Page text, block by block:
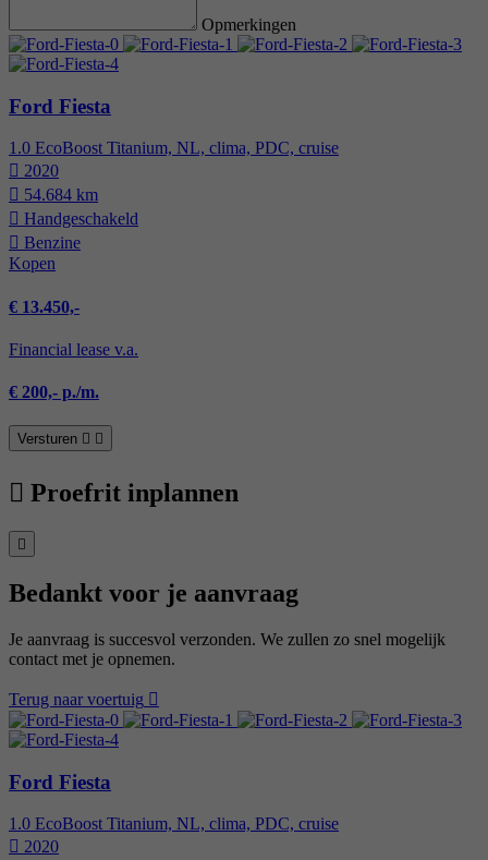
Opmerkingen
Ford Fiesta
1.0 EcoBoost Titanium, NL, clima, PDC, cruise
2020
54.684 km
Hand­geschakeld
Benzine
Kopen
€ 13.450,-
Financial lease v.a.
€ 200,- p./m.
Versturen
Proefrit inplannen
Bedankt voor je aanvraag
Je aanvraag is succesvol verzonden. We zullen zo snel mogelijk
contact met je opnemen.
Terug naar voertuig
Ford Fiesta
1.0 EcoBoost Titanium, NL, clima, PDC, cruise
2020